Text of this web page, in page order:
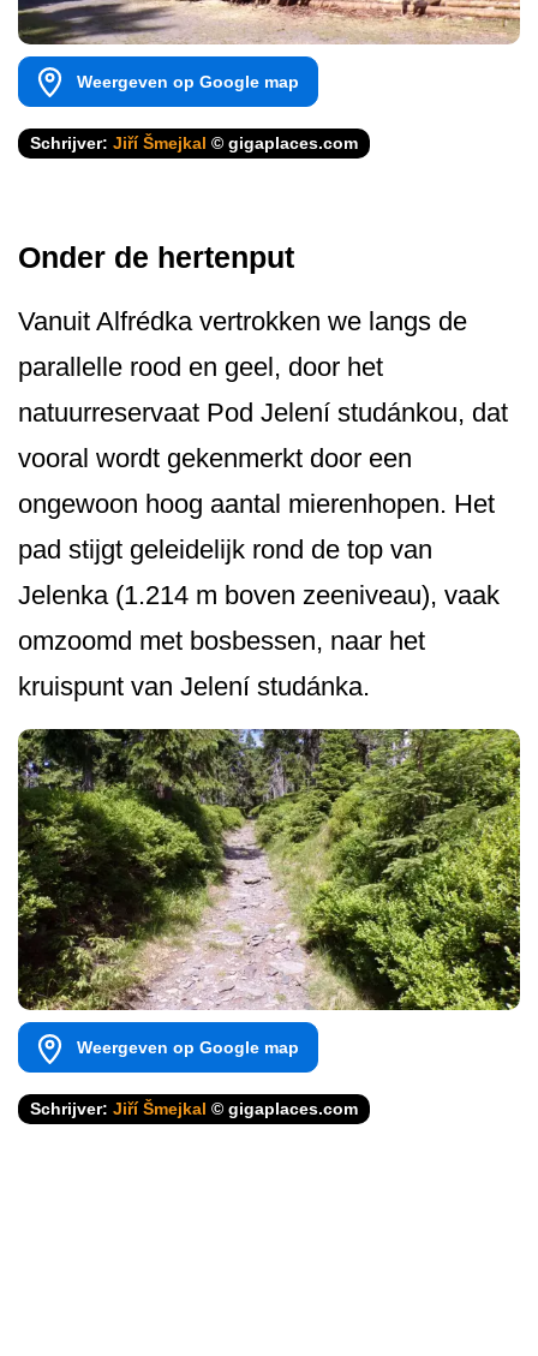
Weergeven op Google map
Schrijver: Jiří Šmejkal © gigaplaces.com
Onder de hertenput
Vanuit Alfrédka vertrokken we langs de
parallelle rood en geel, door het
natuurreservaat Pod Jelení studánkou, dat
vooral wordt gekenmerkt door een
ongewoon hoog aantal mierenhopen. Het
pad stijgt geleidelijk rond de top van
Jelenka (1.214 m boven zeeniveau), vaak
omzoomd met bosbessen, naar het
kruispunt van Jelení studánka.
Weergeven op Google map
Schrijver: Jiří Šmejkal © gigaplaces.com